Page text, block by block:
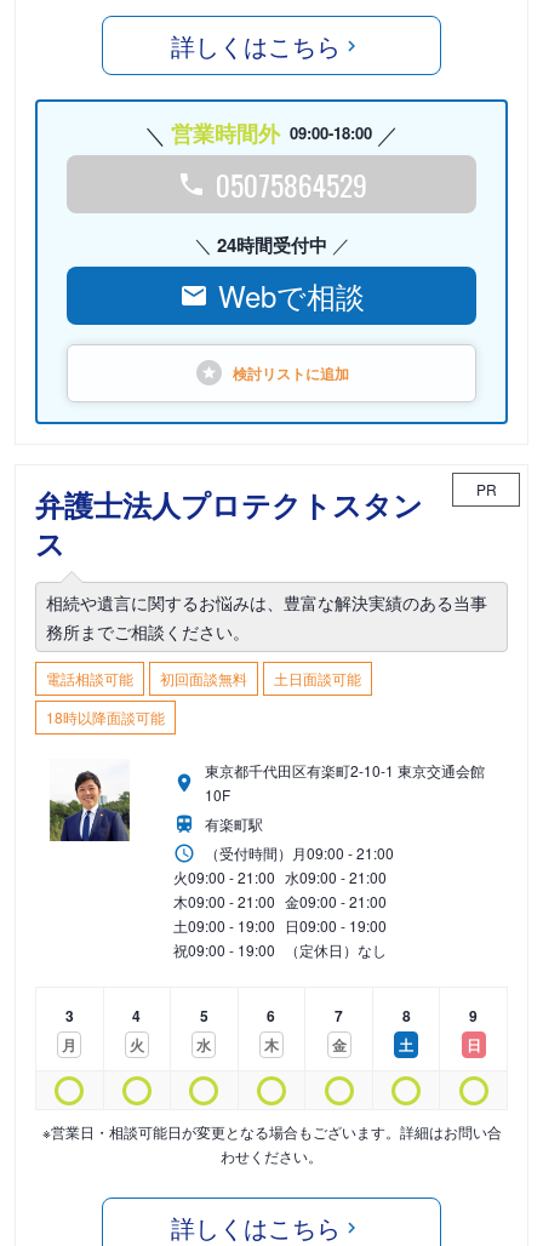
詳しくはこちら
営業時間外 09:00-18:00
05075864529
24時間受付中
Webで相談
検討リストに追加
弁護士法人プロテクトスタン
ス
PR
相続や遺言に関するお悩みは、豊富な解決実績のある当事
務所までご相談ください。
電話相談可能 初回面談無料
土日面談可能
18時以降面談可能
東京都千代田区有楽町2-10-1 東京交通会館
10F
有楽町駅
（受付時間） 月09:00 - 21:00
火09:00 - 21:00 水09:00 - 21:00
木09:00 - 21:00 金09:00 - 21:00
土09:00 - 19:00 日09:00 - 19:00
祝09:00 - 19:00 （定休日）なし
3
月
4
火
5
水
6
木
7
金
8
土
9
日
※営業日・相談可能日が変更となる場合もございます。詳細はお問い合
わせください。
詳しくはこちら